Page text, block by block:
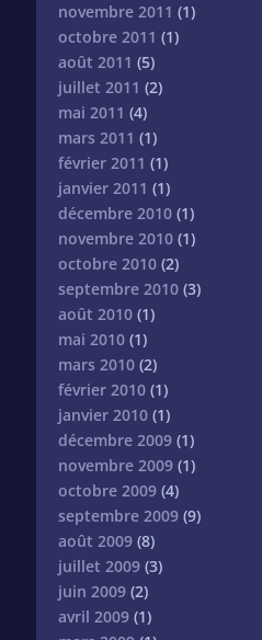
novembre 2011 (1)
octobre 2011 (1)
août 2011 (5)
juillet 2011 (2)
mai 2011 (4)
mars 2011 (1)
février 2011 (1)
janvier 2011 (1)
décembre 2010 (1)
novembre 2010 (1)
octobre 2010 (2)
septembre 2010 (3)
août 2010 (1)
mai 2010 (1)
mars 2010 (2)
février 2010 (1)
janvier 2010 (1)
décembre 2009 (1)
novembre 2009 (1)
octobre 2009 (4)
septembre 2009 (9)
août 2009 (8)
juillet 2009 (3)
juin 2009 (2)
avril 2009 (1)